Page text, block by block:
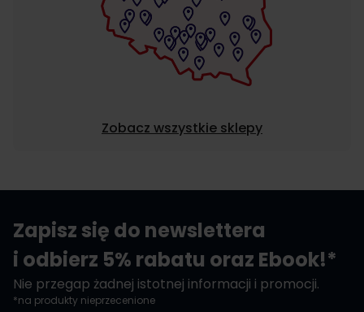
Zobacz wszystkie sklepy
Zapisz się do newslettera
i odbierz 5% rabatu oraz Ebook!*
Nie przegap żadnej istotnej informacji i promocji.
*na produkty nieprzecenione